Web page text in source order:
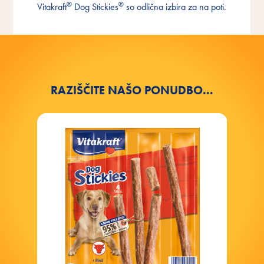
vmesno nagrado
Vitakraft® Dog Stickies® so odlična izbira za na poti.
RAZIŠČITE NAŠO PONUDBO...